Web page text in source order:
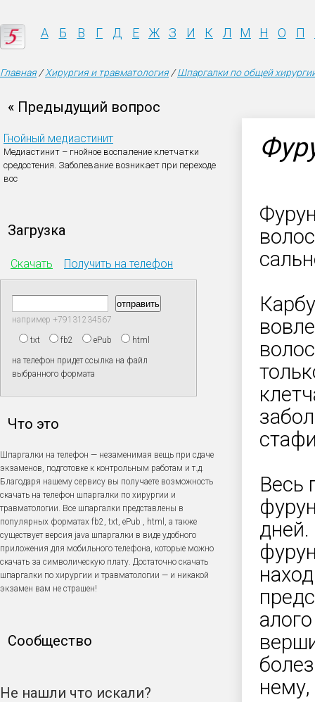
А Б В Г Д Е Ж З И К Л М Н О П
Главная/Хирургия и травматология/Шпаргалки по общей
« Предыдущий вопрос
Гнойный медиастинит
Медиастинит – гнойное воспаление клетчатки
средостения. Заболевание возникает при переходе
вос
Загрузка
Скачать Получить на телефон
например +79131234567
txt fb2 ePub html
на телефон придет ссылка на файл
выбранного формата
Что это
Шпаргалки на телефон — незаменимая вещь при сдаче
экзаменов, подготовке к контрольным работам и т.д.
Благодаря нашему сервису вы получаете возможность
скачать на телефон шпаргалки по хирургии и
травматологии. Все шпаргалки представлены в
популярных форматах fb2, txt, ePub , html, а также
существует версия java шпаргалки в виде удобного
приложения для мобильного телефона, которые можно
скачать за символическую плату. Достаточно скачать
шпаргалки по хирургии и травматологии — и никакой
экзамен вам не страшен!
Сообщество
Не нашли что искали?
Весь